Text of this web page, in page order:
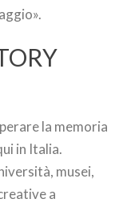
la memoria
in Italia.
musei,
a